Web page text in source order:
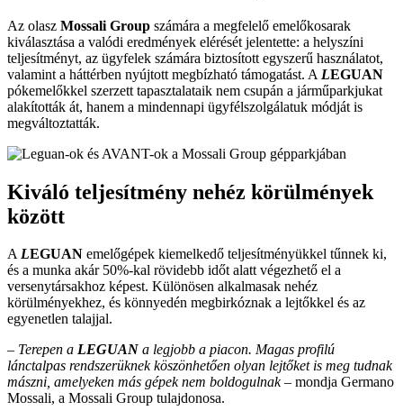
Az olasz Mossali Group számára a megfelelő emelőkosarak
kiválasztása a valódi eredmények elérését jelentette: a helyszíni
teljesítményt, az ügyfelek számára biztosított egyszerű használatot,
valamint a háttérben nyújtott megbízható támogatást. A LEGUAN
pókemelőkkel szerzett tapasztalataik nem csupán a járműparkjukat
alakították át, hanem a mindennapi ügyfélszolgálatuk módját is
megváltoztatták.
Kiváló teljesítmény nehéz körülmények
között
ALEGUAN emelőgépek kiemelkedő teljesítményükkel tűnnek ki,
és a munka akár 50%-kal rövidebb időt alatt végezhető el a
versenytársakhoz képest. Különösen alkalmasak nehéz
körülményekhez, és könnyedén megbirkóznak a lejtőkkel és az
egyenetlen talajjal.
– Terepen a LEGUAN a legjobb a piacon. Magas profilú
lánctalpas rendszerüknek köszönhetően olyan lejtőket is meg tudnak
mászni, amelyeken más gépek nem boldogulnak– mondja Germano
Mossali, a Mossali Group tulajdonosa.